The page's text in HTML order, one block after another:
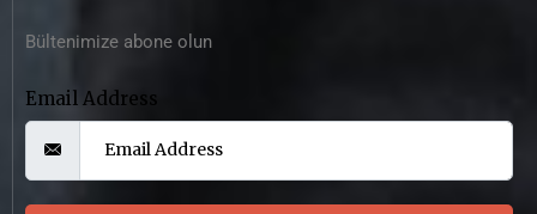
Bültenimize abone olun
Email Address